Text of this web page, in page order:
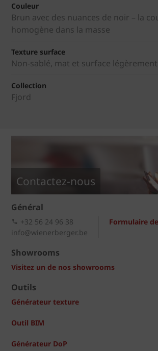
Couleur
Brun avec des nuances de noir – la
homogène dans la masse
Texture surface
Non-sablé, mat et surface
Collection
Fjord
Contactez-nous
Général
Formulaire
+32 56 24 96 38
info@wienerberger.be
Showrooms
Visitez un de nos showrooms
Outils
Générateur texture
Outil BIM
Générateur DoP